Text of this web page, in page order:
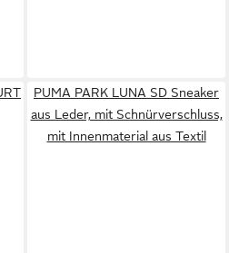
PUMA PARK LUNA SD Sneaker
aus Leder, mit Schnürverschluss,
mit Innenmaterial aus Textil